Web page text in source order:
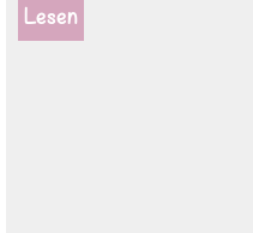
Lesen